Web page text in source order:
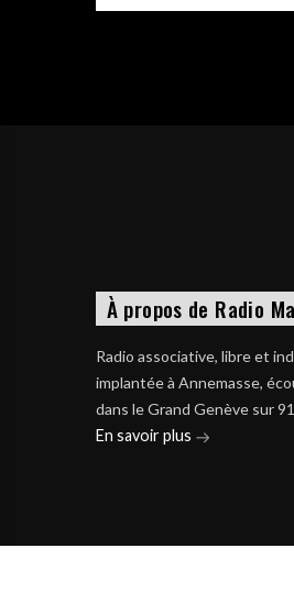
À propos de Radio
Radio associative, libre et
implantée à Annemasse,
dans le Grand Genève sur
En savoir plus